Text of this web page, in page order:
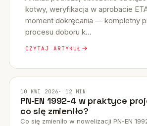
kotwy, weryfikacja w aprobacie
moment dokręcania — kompletny
procesu doboru k...
CZYTAJ ARTYKUŁ
NORMA
10 KWI 2026 · 12 MIN
PN-EN 1992-4 w praktyce
co się zmieniło?
Co się zmieniło w nowelizacji PN-EN